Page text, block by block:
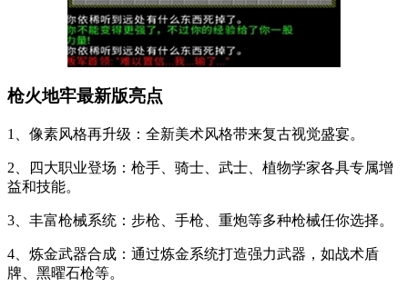
枪火地牢最新版亮点
1、像素风格再升级：全新美术风格带来复古视觉盛宴。
2、四大职业登场：枪手、骑士、武士、植物学家各具专属增
益和技能。
3、丰富枪械系统：步枪、手枪、重炮等多种枪械任你选择。
4、炼金武器合成：通过炼金系统打造强力武器，如战术盾
牌、黑曜石枪等。